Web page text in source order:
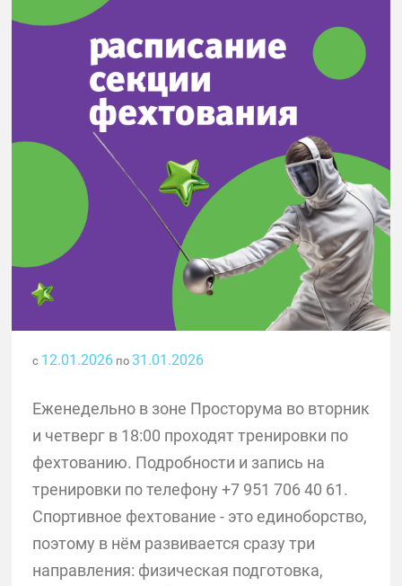
с 12.01.2026 по 31.01.2026
Еженедельно в зоне Просторума во вторник
и четверг в 18:00 проходят тренировки по
фехтованию. Подробности и запись на
тренировки по телефону +7 951 706 40 61.
Спортивное фехтование - это единоборство,
поэтому в нём развивается сразу три
направления: физическая подготовка,